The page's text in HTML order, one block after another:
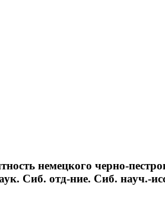
немецкого черно-
Сиб. отд-ние. Сиб. науч.-